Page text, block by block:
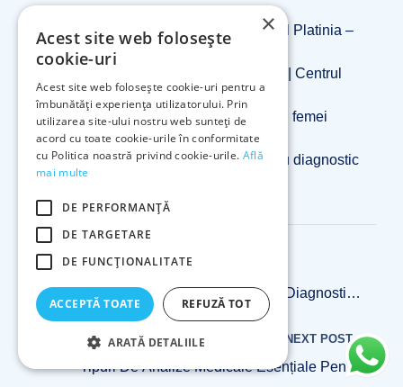
Gastroenterologie la Centrul Medical Platinia –
Afecțiuni Digestive
Cistoscopie flexibilă – Ghid complet | Centrul
Platinia Bistrița
Ghid consultație ginecologică pentru femei
informate
Pași consultație ORL: 4 etape pentru diagnostic
eficient – Centrul Medical Platinia
Navigare
în
articole
PREVIOUS POST
Pași Consultație ORL: 4 Etape Pentru Diagnostic
Eficient
NEXT POST
Tipuri De Analize Medicale Esențiale Pentru
×
Acest site web folosește
cookie-uri
Acest site web folosește cookie-uri pentru a
îmbunătăți experiența utilizatorului. Prin
utilizarea site-ului nostru web sunteți de
acord cu toate cookie-urile în conformitate
cu Politica noastră privind cookie-urile. Află
mai multe
DE PERFORMANȚĂ
DE TARGETARE
DE FUNCŢIONALITATE
ACCEPTĂ TOATE REFUZĂ TOT
ARATĂ DETALIILE